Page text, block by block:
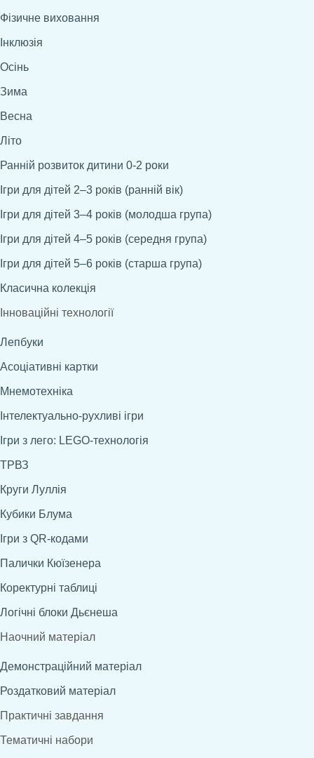
Фізичне виховання
Інклюзія
Осінь
Зима
Весна
Літо
Ранній розвиток дитини 0-2 роки
Ігри для дітей 2–3 років (ранній вік)
Ігри для дітей 3–4 років (молодша група)
Ігри для дітей 4–5 років (середня група)
Ігри для дітей 5–6 років (старша група)
Класична колекція
Інноваційні технології
Лепбуки
Асоціативні картки
Мнемотехніка
Інтелектуально-рухливі ігри
Ігри з лего: LEGO-технологія
ТРВЗ
Круги Луллія
Кубики Блума
Ігри з QR-кодами
Палички Кюїзенера
Коректурні таблиці
Логічні блоки Дьєнеша
Наочний матеріал
Демонстраційний матеріал
Роздатковий матеріал
Практичні завдання
Тематичні набори